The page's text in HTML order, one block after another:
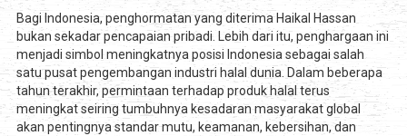
Bagi Indonesia, penghormatan yang diterima Haikal Hassan
bukan sekadar pencapaian pribadi. Lebih dari itu, penghargaan ini
menjadi simbol meningkatnya posisi Indonesia sebagai salah
satu pusat pengembangan industri halal dunia. Dalam beberapa
tahun terakhir, permintaan terhadap produk halal terus
meningkat seiring tumbuhnya kesadaran masyarakat global
akan pentingnya standar mutu, keamanan, kebersihan, dan